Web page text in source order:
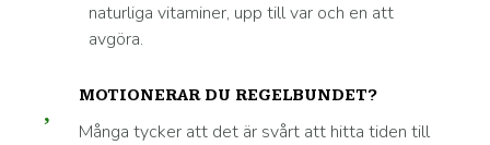
naturliga vitaminer, upp till var och en att
avgöra.
MOTIONERAR DU REGELBUNDET?
Många tycker att det är svårt att hitta tiden till